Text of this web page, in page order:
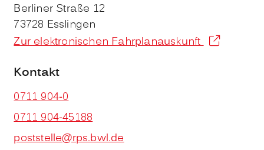
Berliner Straße 12
73728 Esslingen
Zur elektronischen Fahrplanauskunft
Kontakt
0711 904-0
0711 904-45188
poststelle@rps.bwl.de